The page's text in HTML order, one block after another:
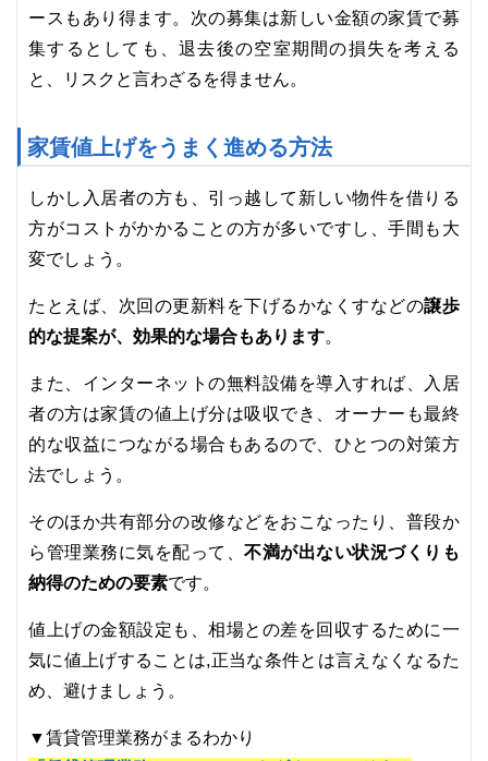
ースもあり得ます。次の募集は新しい金額の家賃で募
集するとしても、退去後の空室期間の損失を考える
と、リスクと言わざるを得ません。
家賃値上げをうまく進める方法
しかし入居者の方も、引っ越して新しい物件を借りる
方がコストがかかることの方が多いですし、手間も大
変でしょう。
たとえば、次回の更新料を下げるかなくすなどの譲歩
的な提案が、効果的な場合もあります。
また、インターネットの無料設備を導入すれば、入居
者の方は家賃の値上げ分は吸収でき、オーナーも最終
的な収益につながる場合もあるので、ひとつの対策方
法でしょう。
そのほか共有部分の改修などをおこなったり、普段か
ら管理業務に気を配って、不満が出ない状況づくりも
納得のための要素です。
値上げの金額設定も、相場との差を回収するために一
気に値上げすることは,正当な条件とは言えなくなるた
め、避けましょう。
▼賃貸管理業務がまるわかり